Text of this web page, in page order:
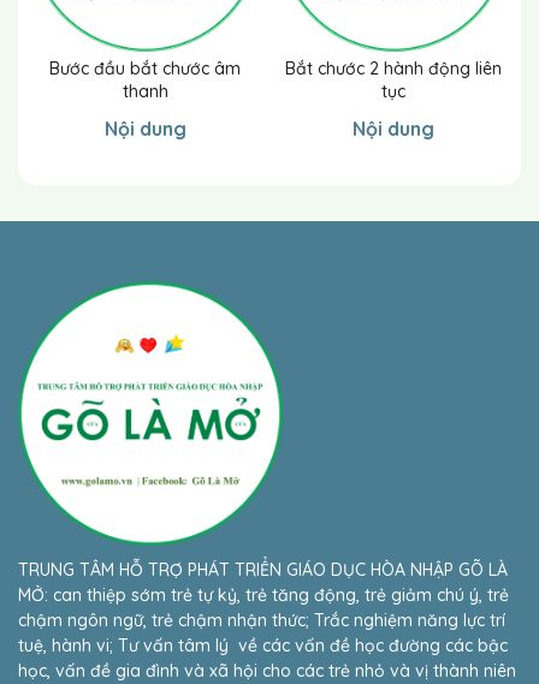
Bước đầu bắt chước âm
thanh
Nội dung
Bắt chước 2 hành động liên
tục
Nội dung
TRUNG TÂM HỖ TRỢ PHÁT TRIỂN GIÁO DỤC HÒA NHẬP GÕ LÀ
MỞ: can thiệp sớm trẻ tự kỷ, trẻ tăng động, trẻ giảm chú ý, trẻ
chậm ngôn ngữ, trẻ chậm nhận thức; Trắc nghiệm năng lực trí
tuệ, hành vi; Tư vấn tâm lý về các vấn đề học đường các bậc
học, vấn đề gia đình và xã hội cho các trẻ nhỏ và vị thành niên